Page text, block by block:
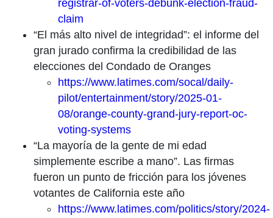
registrar-of-voters-debunk-election-fraud-
claim
“El más alto nivel de integridad”: el informe del
gran jurado confirma la credibilidad de las
elecciones del Condado de Oranges
https://www.latimes.com/socal/daily-
pilot/entertainment/story/2025-01-
08/orange-county-grand-jury-report-oc-
voting-systems
“La mayoría de la gente de mi edad
simplemente escribe a mano”. Las firmas
fueron un punto de fricción para los jóvenes
votantes de California este año
https://www.latimes.com/politics/story/2024-